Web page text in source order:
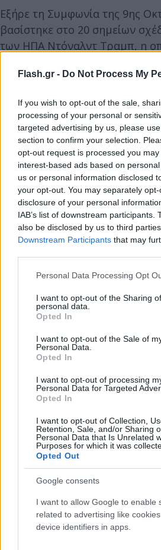
Flash.gr - Do Not Process My
If you wish to opt-out of the sale,
processing of your personal or
targeted advertising by us, please
section to confirm your selection.
opt-out request is processed you
interest-based ads based on
us or personal information disclosed
your opt-out. You may separately
disclosure of your personal
IAB’s list of downstream participants.
also be disclosed by us to third
Downstream Participants that may
Please note that this website/app
not limited to your visit or usage
grant or deny consent to Google and
use your data for below specified
consent section.
Personal Data Processing Opt
I want to opt-out of the Sharing
personal data.
Opted In
I want to opt-out of the Sale of
Personal Data.
Opted In
I want to opt-out of processing
Personal Data for Targeted
Opted In
I want to opt-out of Collection,
Retention, Sale, and/or Sharing
Personal Data that Is Unrelated
Purposes for which it was
Opted Out
Google consents
I want to allow Google to enable
related to advertising like
device identifiers in apps.
Εξήρε τη Συμφωνία της 9ης
βασίστηκε στο 20 σημείων
των ΗΠΑ Ντόναλντ Τραμπ, η
κατάπαυση του πυρός και
στη Γάζα», χαρακτηρίζοντάς
Ηνωμένων Πολιτειών, του
της Τουρκίας».
ισορροπίες παραμένουν
και πως «μια επιστροφή στη
αποφευχθεί με κάθε κόστος».
Ο κ. Αλακμπαρόφ περιέγραψε
κατάσταση στη Γάζα ως
σημειώνοντας ότι πολλές
εκτοπισμένες και ότι «οι
τεράστιες - στην υγεία, τη